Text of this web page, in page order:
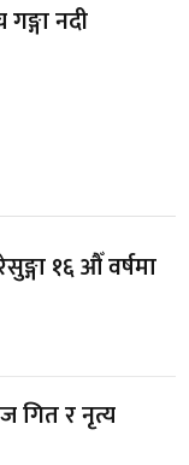
नदी
१६ औँ वर्षमा
गित र नृत्य